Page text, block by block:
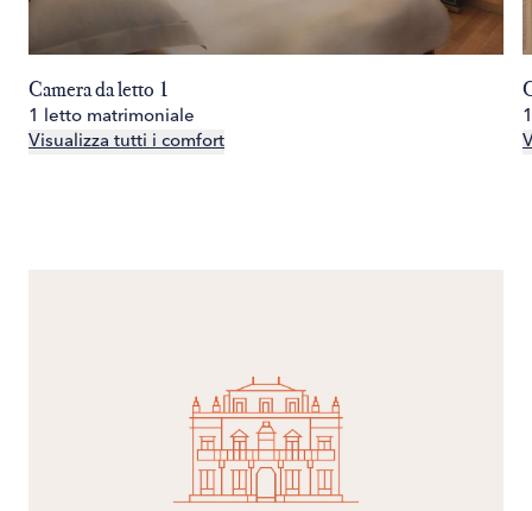
Camera da letto 1
1 letto matrimoniale
Visualizza tutti i comfort